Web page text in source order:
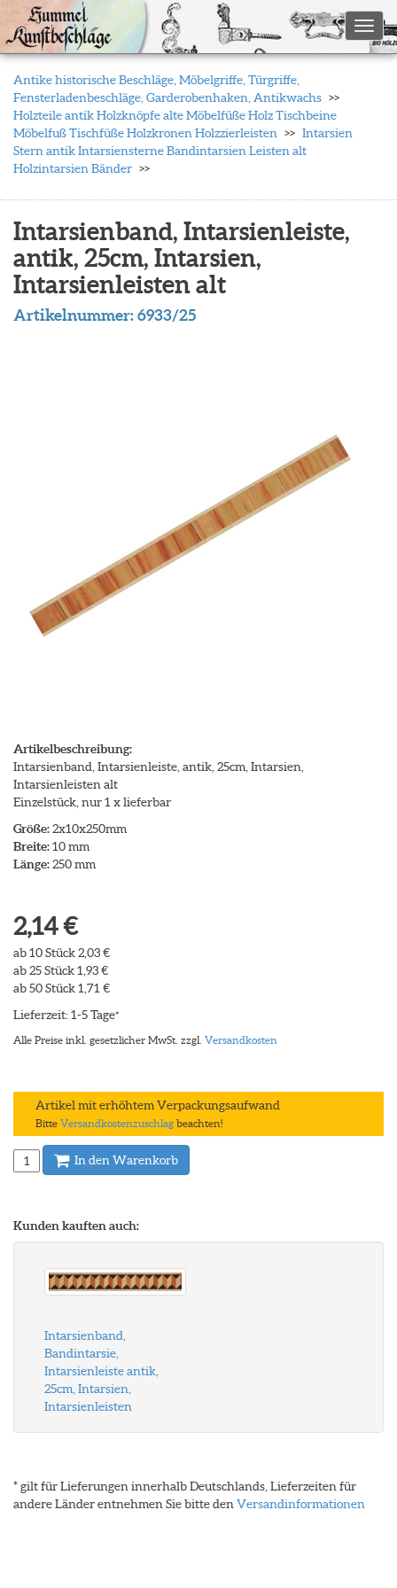
Antike historische Beschläge, Möbelgriffe, Türgriffe,
Fensterladenbeschläge, Garderobenhaken, Antikwachs
Holzteile antik Holzknöpfe alte Möbelfüße Holz Tischbeine
Möbelfuß Tischfüße Holzkronen Holzzierleisten
Intarsien
Stern antik Intarsiensterne Bandintarsien Leisten alt
Holzintarsien Bänder
Intarsienband, Intarsienleiste,
antik, 25cm, Intarsien,
Intarsienleisten alt
Artikelnummer:6933/25
Artikelbeschreibung:
Intarsienband, Intarsienleiste, antik, 25cm, Intarsien,
Intarsienleisten alt
Einzelstück, nur 1 x lieferbar
Größe:2x10x250mm
Breite:10 mm
Länge:250 mm
2,14 €
ab 10 Stück 2,03 €
ab 25 Stück 1,93 €
ab 50 Stück 1,71 €
Lieferzeit: 1-5 Tage*
Alle Preise inkl. gesetzlicher MwSt. zzgl. Versandkosten
Artikel mit erhöhtem Verpackungsaufwand
Bitte Versandkostenzuschlag beachten!
In den Warenkorb
Kunden kauften auch:
Intarsienband,
Bandintarsie,
Intarsienleiste antik,
25cm, Intarsien,
Intarsienleisten
* gilt für Lieferungen innerhalb Deutschlands, Lieferzeiten für
andere Länder entnehmen Sie bitte den Versandinformationen